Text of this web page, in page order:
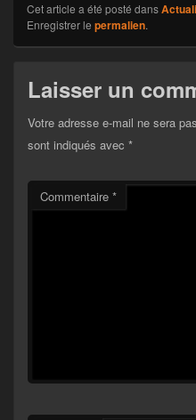
Cet article a été posté dans
Enregistrer le permalien.
Laisser un
Votre adresse e-mail ne sera
sont indiqués avec *
Commentaire *